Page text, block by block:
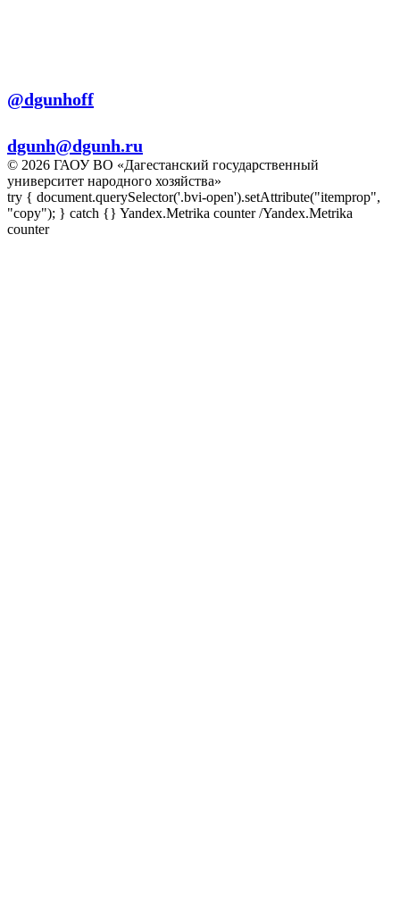
@dgunhoff
dgunh@dgunh.ru
© 2026 ГАОУ ВО «Дагестанский государственный
университет народного хозяйства»
try { document.querySelector('.bvi-open').setAttribute("itemprop",
"copy"); } catch {} Yandex.Metrika counter/Yandex.Metrika
counter